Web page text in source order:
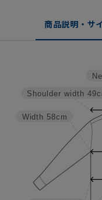
商品説明・サ
Width 58cm
Shoulder width